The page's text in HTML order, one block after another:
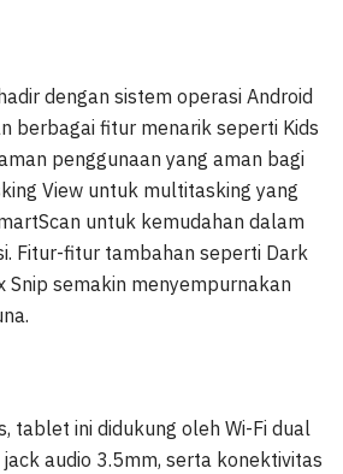
dengan sistem operasi Android
berbagai fitur menarik seperti Kids
penggunaan yang aman bagi
View untuk multitasking yang
untuk kemudahan dalam
Fitur-fitur tambahan seperti Dark
Snip semakin menyempurnakan
tablet ini didukung oleh Wi-Fi dual
audio 3.5mm, serta konektivitas